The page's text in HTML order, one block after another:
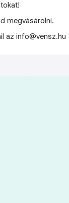
megvásárolni.
az info@vensz.hu